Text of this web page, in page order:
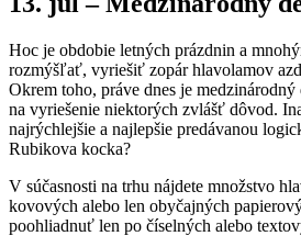
Hoc je obdobie letných prázdnin a
rozmýšľať, vyriešiť zopár hlavolamov
Okrem toho, práve dnes je
na vyriešenie niektorých zvlášť dôvod.
najrýchlejšie a najlepšie predávanou
Rubikova kocka?
V súčasnosti na trhu nájdete množstvo
kovových alebo len obyčajných
poohliadnuť len po číselných alebo